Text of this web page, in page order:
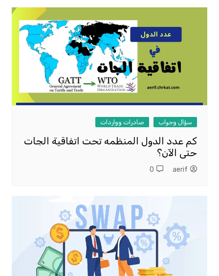
سؤال وجواب صادرات وواردات
كم عدد الدول المنظمه تحت اتفاقية الجات
حتى الآن؟
aerif
0